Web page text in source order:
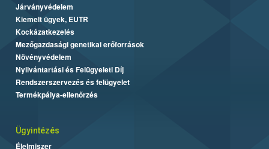
Járványvédelem
Kiemelt ügyek, EUTR
Kockázatkezelés
Mezőgazdasági genetikai erőforrások
Növényvédelem
Nyilvántartási és Felügyeleti Díj
Rendszerszervezés és felügyelet
Termékpálya-ellenőrzés
Ügyintézés
Élelmiszer